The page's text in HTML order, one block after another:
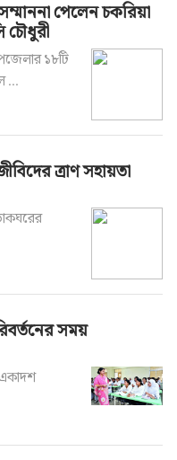
আটকে থাকলে মনে
সেই উড়ুক্কু গাড়ি এবার
একটি
সেটি রাস্তায় চলার
বিশ্বে প্রথম অনুমোদন
পেলেন চকরিয়া
চৌধুরী
১৮টি
...
ত্রাণ সহায়তা
সময়